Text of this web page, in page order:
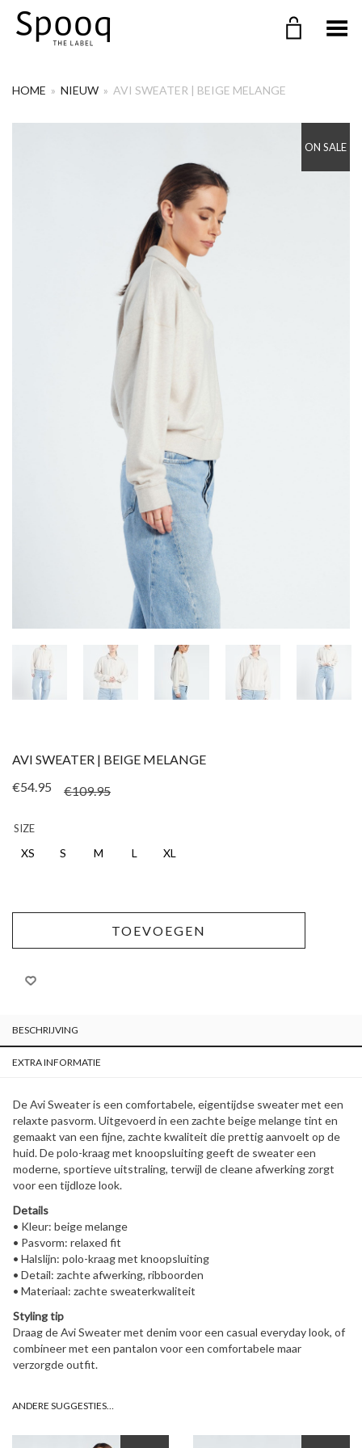
Menu in-/uitklappen
HOME » NIEUW » AVI SWEATER | BEIGE MELANGE
ON SALE
AVI SWEATER | BEIGE MELANGE
€109.95
€54.95
SIZE
XS S M L XL
TOEVOEGEN
BESCHRIJVING
EXTRA INFORMATIE
De Avi Sweater is een comfortabele, eigentijdse sweater met een
relaxte pasvorm. Uitgevoerd in een zachte beige melange tint en
gemaakt van een fijne, zachte kwaliteit die prettig aanvoelt op de
huid. De polo-kraag met knoopsluiting geeft de sweater een
moderne, sportieve uitstraling, terwijl de cleane afwerking zorgt
voor een tijdloze look.
Details
• Kleur: beige melange
• Pasvorm: relaxed fit
• Halslijn: polo-kraag met knoopsluiting
• Detail: zachte afwerking, ribboorden
• Materiaal: zachte sweaterkwaliteit
Styling tip
Draag de Avi Sweater met denim voor een casual everyday look, of
combineer met een pantalon voor een comfortabele maar
verzorgde outfit.
ANDERE SUGGESTIES…